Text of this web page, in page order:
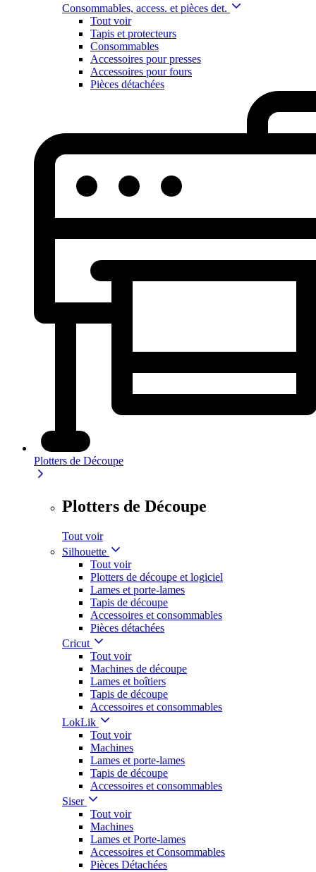
Consommables, access. et pièces det.
Tout voir
Tapis et protecteurs
Consommables
Accessoires pour presses
Accessoires pour fours
Pièces détachées
Plotters de Découpe
Plotters de Découpe
Tout voir
Silhouette
Tout voir
Plotters de découpe et logiciel
Lames et porte-lames
Tapis de découpe
Accessoires et consommables
Pièces détachées
Cricut
Tout voir
Machines de découpe
Lames et boîtiers
Tapis de découpe
Accessoires et consommables
LokLik
Tout voir
Machines
Lames et porte-lames
Tapis de découpe
Accessoires et consommables
Siser
Tout voir
Machines
Lames et Porte-lames
Accessoires et Consommables
Pièces Détachées